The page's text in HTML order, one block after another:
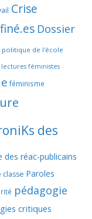
Crise
Dossier
de l'école
féministes
féminisme
des
des réac-publicains
classe Paroles
pédagogie
critiques